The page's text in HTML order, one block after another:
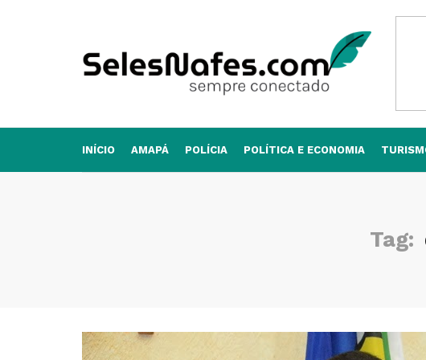
INÍCIO AMAPÁ POLÍCIA POLÍTICA E ECONOMIA
Tag: